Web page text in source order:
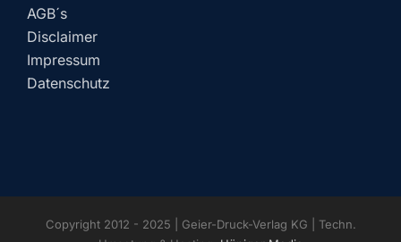
AGB´s
Disclaimer
Impressum
Datenschutz
Copyright 2012 - 2025 | Geier-Druck-Verlag KG | Techn.